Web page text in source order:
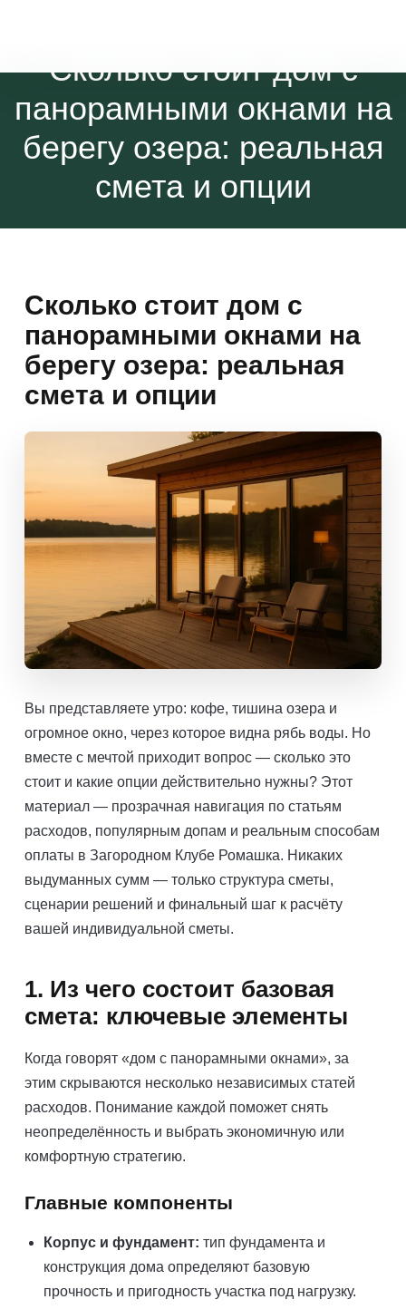
Сколько стоит дом с
панорамными окнами на
берегу озера: реальная
смета и опции
Сколько стоит дом с
панорамными окнами на
берегу озера: реальная
смета и опции
Вы представляете утро: кофе, тишина озера и
огромное окно, через которое видна рябь воды. Но
вместе с мечтой приходит вопрос — сколько это
стоит и какие опции действительно нужны? Этот
материал — прозрачная навигация по статьям
расходов, популярным допам и реальным способам
оплаты в Загородном Клубе Ромашка. Никаких
выдуманных сумм — только структура сметы,
сценарии решений и финальный шаг к расчёту
вашей индивидуальной сметы.
1. Из чего состоит базовая
смета: ключевые элементы
Когда говорят «дом с панорамными окнами», за
этим скрываются несколько независимых статей
расходов. Понимание каждой поможет снять
неопределённость и выбрать экономичную или
комфортную стратегию.
Главные компоненты
Корпус и фундамент: тип фундамента и
конструкция дома определяют базовую
прочность и пригодность участка под нагрузку.